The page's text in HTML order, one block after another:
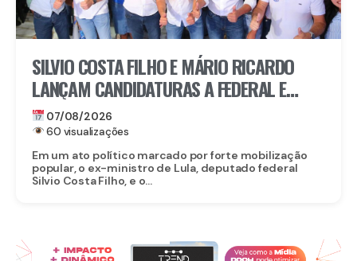
SILVIO COSTA FILHO E MÁRIO RICARDO
LANÇAM CANDIDATURAS A FEDERAL E
ESTADUAL EM IGARASSU COM APOIO DE
MIGUEL RICARDO
07/08/2026
60 visualizações
Em um ato político marcado por forte mobilização
popular, o ex-ministro de Lula, deputado federal
Silvio Costa Filho, e o...